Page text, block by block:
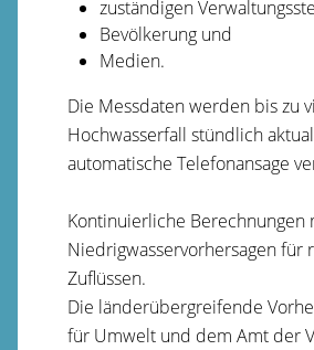
zuständigen
Bevölkerung und
Medien.
Die Messdaten werden bis zu
Hochwasserfall stündlich
automatische Telefonansage
Kontinuierliche
Niedrigwasservorhersagen für
Zuflüssen.
Die länderübergreifende Vor
für Umwelt und dem Amt der